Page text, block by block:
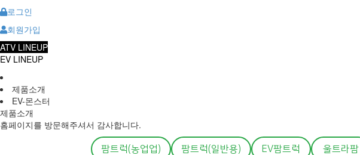
로그인
회원가입
ATV LINEUP
EV LINEUP
제품소개
EV-몬스터
제품소개
홈페이지를 방문해주셔서 감사합니다.
팜트럭(농업업) 팜트럭(일반용) EV팜트럭 울트라팜